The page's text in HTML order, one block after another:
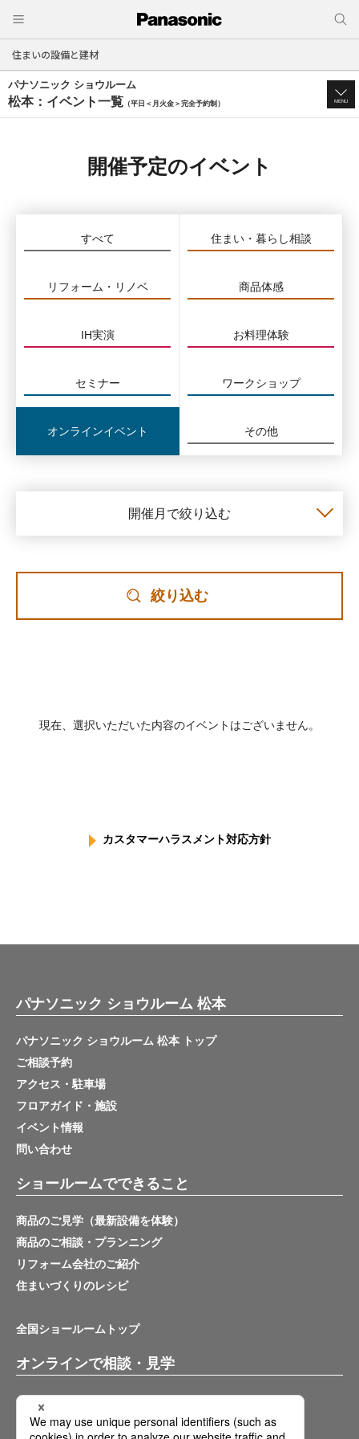
住まいの設備と建材
パナソニック ショウルーム
松本：イベント一覧 （平日＜月火金＞完全予約制） MENU
開催予定のイベント
すべて 住まい・暮らし相談
リフォーム・リノベ 商品体感
IH実演 お料理体験
セミナー ワークショップ
オンラインイベント その他
開催月で絞り込む
絞り込む
現在、選択いただいた内容のイベントはございません。
カスタマーハラスメント対応方針
パナソニック ショウルーム 松本
パナソニック ショウルーム 松本 トップ
ご相談予約
アクセス・駐車場
フロアガイド・施設
イベント情報
問い合わせ
ショールームでできること
商品のご見学（最新設備を体験）
商品のご相談・プランニング
リフォーム会社のご紹介
住まいづくりのレシピ
全国ショールームトップ
オンラインで相談・見学
バーチャルショールーム
オンライン相談サービス